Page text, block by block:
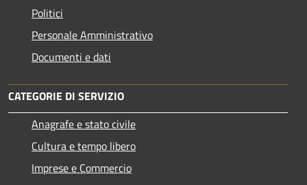
Politici
Personale Amministrativo
Documenti e dati
CATEGORIE DI SERVIZIO
Anagrafe e stato civile
Cultura e tempo libero
Imprese e Commercio